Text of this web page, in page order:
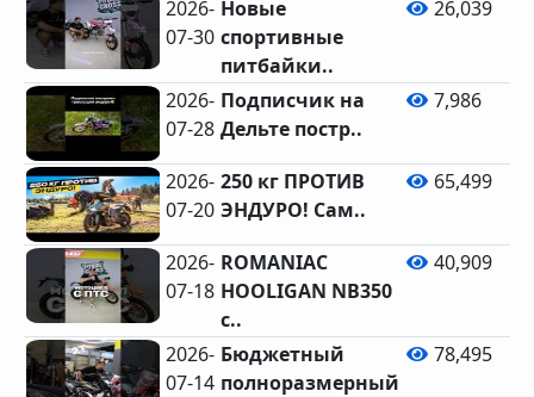
2026-
07-30
Новые
спортивные
питбайки..
26,039
2026-
07-28
Подписчик на
Дельте постр..
7,986
2026-
07-20
250 кг ПРОТИВ
ЭНДУРО! Сам..
65,499
2026-
07-18
ROMANIAC
HOOLIGAN NB350
с..
40,909
2026-
07-14
Бюджетный
полноразмерный
78,495